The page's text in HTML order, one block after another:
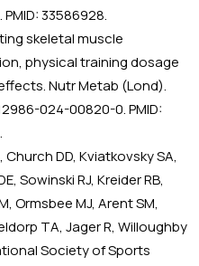
PMID: 33586928.
skeletal muscle
physical training dosage
Nutr Metab (Lond).
024-00820-0. PMID:
Church DD, Kviatkovsky SA,
Sowinski RJ, Kreider RB,
Ormsbee MJ, Arent SM,
TA, Jager R, Willoughby
Society of Sports